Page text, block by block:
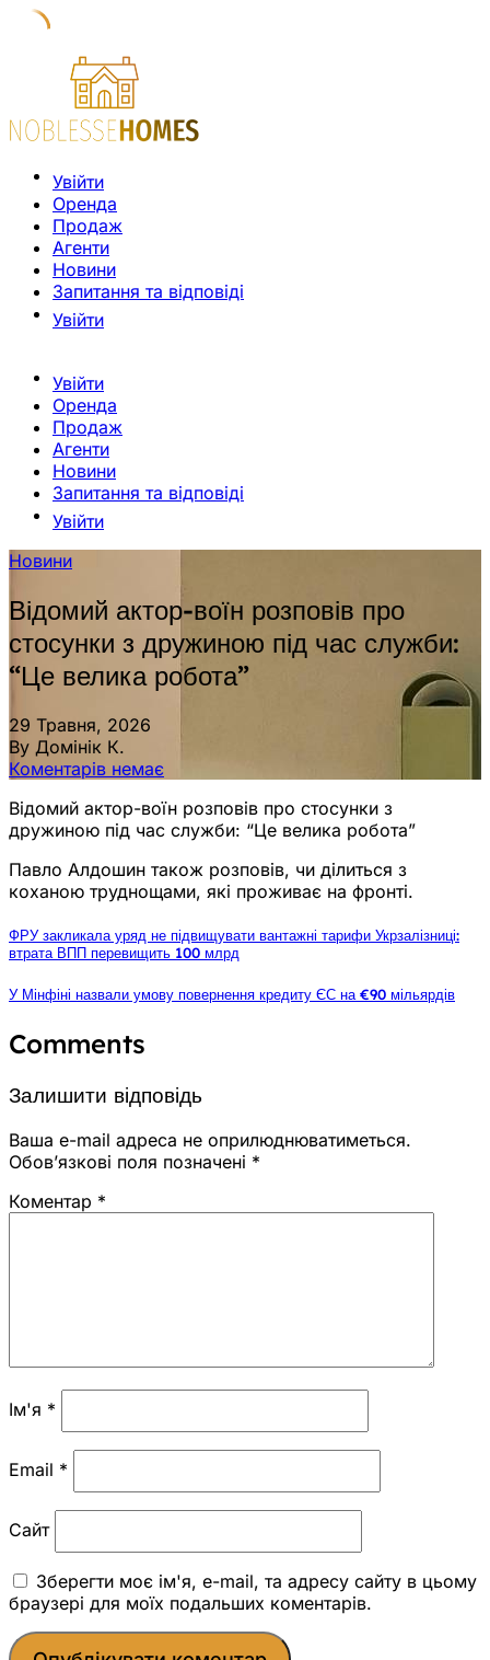
Увійти
Оренда
Продаж
Агенти
Новини
Запитання та відповіді
Увійти
Увійти
Оренда
Продаж
Агенти
Новини
Запитання та відповіді
Увійти
Новини
Відомий актор-воїн розповів про
стосунки з дружиною під час служби:
“Це велика робота”
29 Травня, 2026
By Домінік К.
Коментарів немає
Відомий актор-воїн розповів про стосунки з
дружиною під час служби: “Це велика робота”
Павло Алдошин також розповів, чи ділиться з
коханою труднощами, які проживає на фронті.
ФРУ закликала уряд не підвищувати вантажні тарифи Укрзалізниці:
втрата ВПП перевищить 100 млрд
У Мінфіні назвали умову повернення кредиту ЄС на €90 мільярдів
Comments
Залишити відповідь
Ваша e-mail адреса не оприлюднюватиметься.
Обов’язкові поля позначені *
Коментар *
Ім'я *
Email *
Сайт
Зберегти моє ім'я, e-mail, та адресу сайту в цьому
браузері для моїх подальших коментарів.